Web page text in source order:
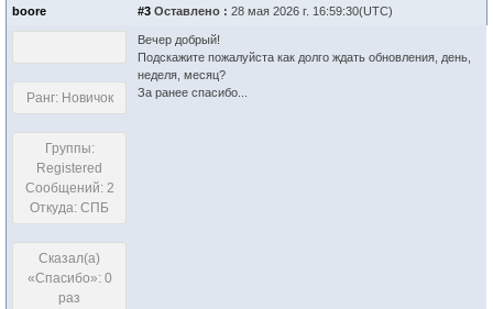
boore #3 Оставлено : 28 мая 2026 г. 16:59:30(UTC)
Ранг: Новичок
Группы:
Registered
Сообщений: 2
Откуда: СПБ
Сказал(а)
«Спасибо»: 0
раз
Вечер добрый!
Подскажите пожалуйста как долго ждать обновления, день,
неделя, месяц?
За ранее спасибо...